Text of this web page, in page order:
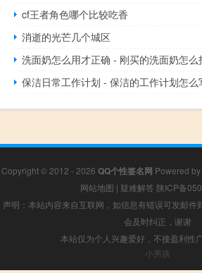
cf王者角色哪个比较吃香
消逝的光芒几个城区
洗面奶怎么用才正确 - 刚买的洗面奶怎么
保洁日常工作计划 - 保洁的工作计划怎么
Copyright © 2012 - 2026 QQ个性签名网 Powered by
网站地图 | 疑难解答 陕ICP备
声明：本站内容来自互联网，如信息有错误可发邮
会及时纠正，谢谢
本站仅为个人兴趣爱好，不接盈利性
小男孩